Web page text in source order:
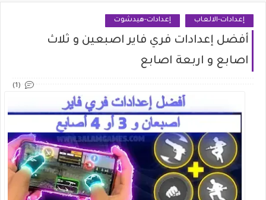
إعدادات-الالعاب إعدادات-هيدشوت
أفضل إعدادات فري فاير اصبعين و ثلاث
اصابع و اربعة اصابع
(1)